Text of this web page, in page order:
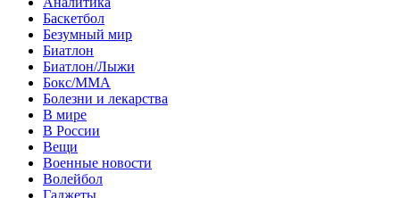
Баскетбол
Безумный мир
Биатлон
Биатлон/Лыжи
Бокс/MMA
Болезни и лекарства
В мире
В России
Вещи
Военные новости
Волейбол
Гаджеты